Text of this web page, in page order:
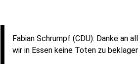
Fabian Schrumpf (CDU): Danke an
wir in Essen keine Toten zu